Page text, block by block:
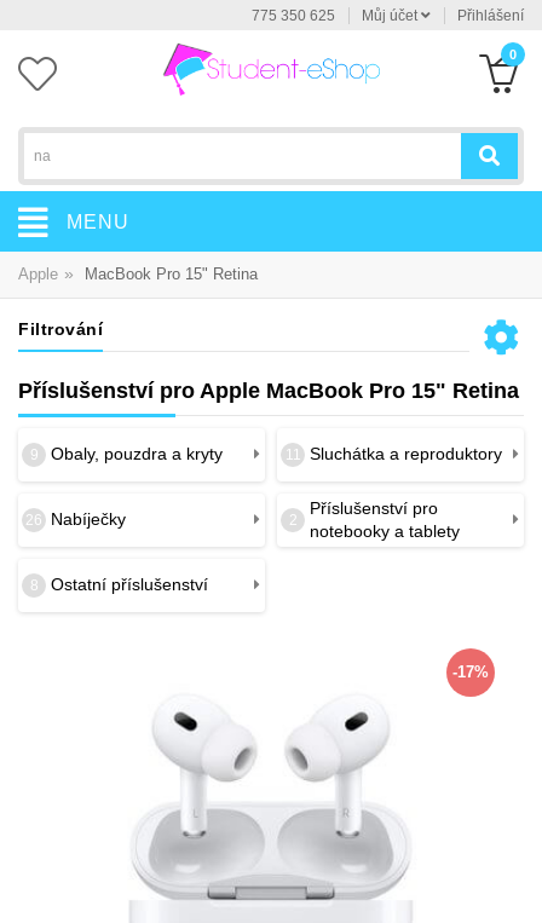
775 350 625 Můj účet Přihlášení
0
MENU
Apple » MacBook Pro 15" Retina
Filtrování
Příslušenství pro Apple MacBook Pro 15" Retina
9 Obaly, pouzdra a kryty 11 Sluchátka a reproduktory
26 Nabíječky 2
Příslušenství pro
notebooky a tablety
8 Ostatní příslušenství
-17%